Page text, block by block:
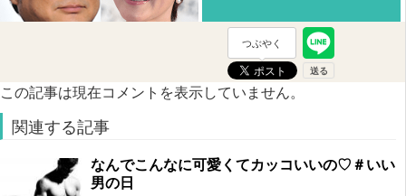
つぶやく
この記事は現在コメントを表示していません。
関連する記事
なんでこんなに可愛くてカッコいいの♡＃いい
男の日